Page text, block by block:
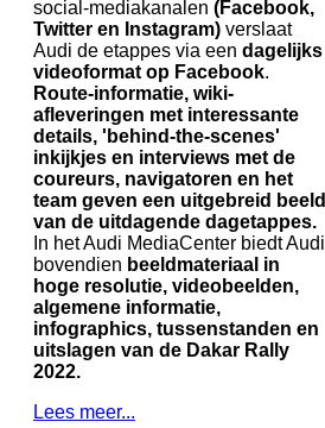
social-mediakanalen (Facebook,
Twitter en Instagram) verslaat
Audi de etappes via een dagelijks
videoformat op Facebook.
Route-informatie, wiki-
afleveringen met interessante
details, 'behind-the-scenes'
inkijkjes en interviews met de
coureurs, navigatoren en het
team geven een uitgebreid beeld
van de uitdagende dagetappes.
In het Audi MediaCenter biedt Audi
bovendien beeldmateriaal in
hoge resolutie, videobeelden,
algemene informatie,
infographics, tussenstanden en
uitslagen van de Dakar Rally
2022.
Lees meer...